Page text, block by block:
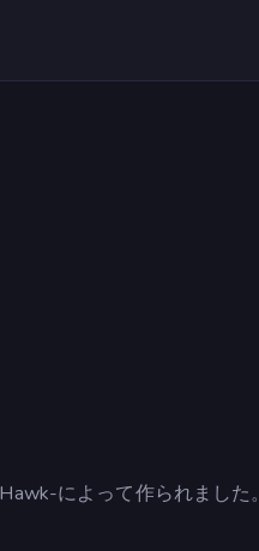
によって作られました。